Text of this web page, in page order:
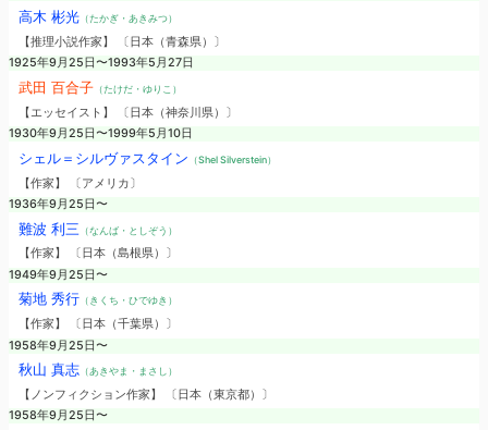
高木 彬光（たかぎ・あきみつ）
【推理小説作家】 〔日本（青森県）〕
1925年9月25日〜1993年5月27日
武田 百合子（たけだ・ゆりこ）
【エッセイスト】 〔日本（神奈川県）〕
1930年9月25日〜1999年5月10日
シェル＝シルヴァスタイン （Shel Silverstein）
【作家】 〔アメリカ〕
1936年9月25日〜
難波 利三 （なんば・としぞう）
【作家】 〔日本（島根県）〕
1949年9月25日〜
菊地 秀行（きくち・ひでゆき）
【作家】 〔日本（千葉県）〕
1958年9月25日〜
秋山 真志（あきやま・まさし）
【ノンフィクション作家】 〔日本（東京都）〕
1958年9月25日〜